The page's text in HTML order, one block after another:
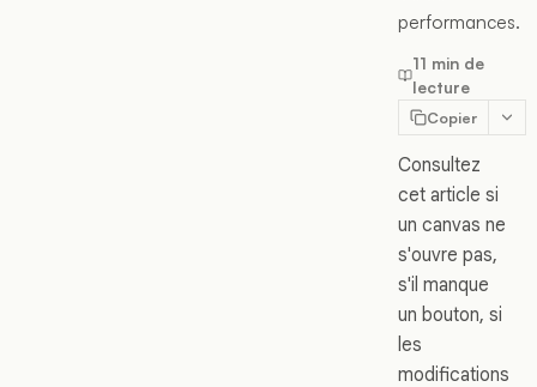
performances.
11 min de
lecture
Copier
Consultez
cet article si
un canvas ne
s'ouvre pas,
s'il manque
un bouton, si
les
modifications